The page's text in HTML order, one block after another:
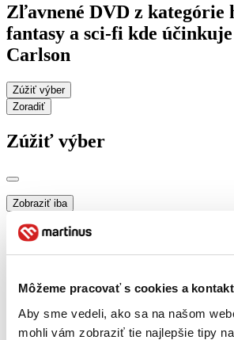
Môžeme pracovať s cookies a
Aby sme vedeli, ako sa na našom
mohli vám zobraziť tie najlepšie tipy
Zľavnené DVD z kategórie
fantasy a sci-fi kde účinkuje
Carlson
Zúžiť výber
Zoradiť
Zúžiť výber
Zobraziť iba
zľavnené tituly (0 titulov)
na centrálnom sklade (0 titulov)
na
predpredaj (0 titulov)predpredaj
pripravujeme (0 titulov)
dostupná (bez vypredaných) (0